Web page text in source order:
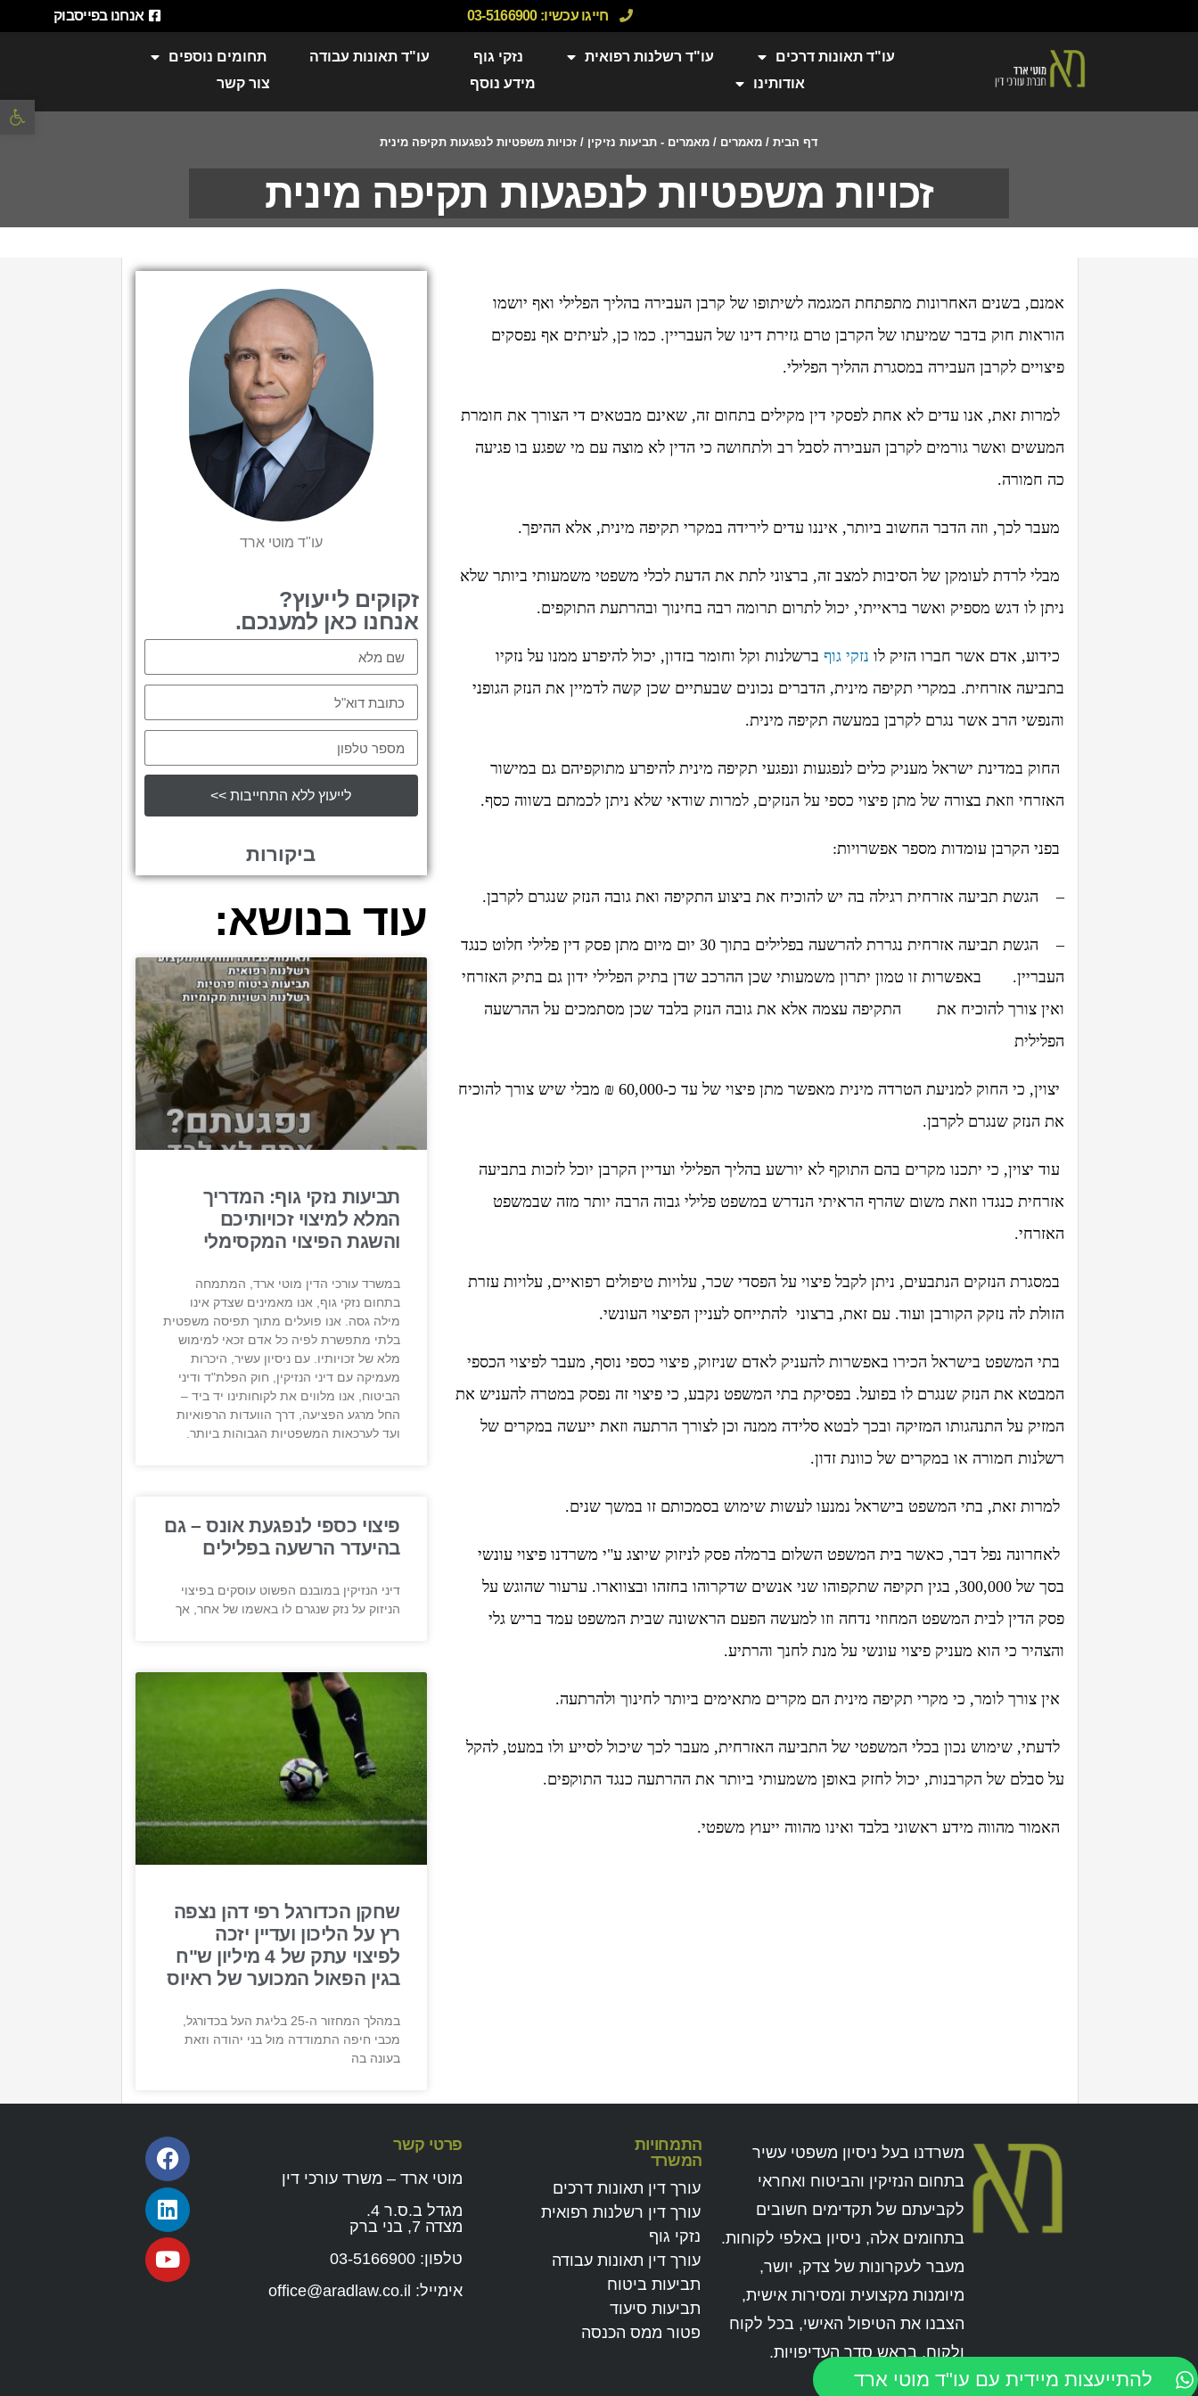
פתח
חייגו עכשיו:03-5166900 אנחנו בפייסבוק
עו"ד תאונות דרכים עו"ד רשלנות רפואית נזקי גוף עו"ד תאונות עבודה
תחומים נוספים
אודותינו
מידע נוסף צור קשר
דף הבית / מאמרים / מאמרים - תביעות נזיקין / זכויות משפטיות לנפגעות תקיפה מינית
זכויות משפטיות לנפגעות תקיפה מינית
אמנם, בשנים האחרונות מתפתחת המגמה לשיתופו של קרבן העבירה בהליך הפלילי ואף יושמו
הוראות חוק בדבר שמיעתו של הקרבן טרם גזירת דינו של העבריין. כמו כן, לעיתים אף נפסקים
פיצויים לקרבן העבירה במסגרת ההליך הפלילי.
למרות זאת, אנו עדים לא אחת לפסקי דין מקילים בתחום זה, שאינם מבטאים די הצורך את חומרת
המעשים ואשר גורמים לקרבן העבירה לסבל רב ולתחושה כי הדין לא מוצה עם מי שפגע בו פגיעה
כה חמורה.
מעבר לכך, וזה הדבר החשוב ביותר, איננו עדים לירידה במקרי תקיפה מינית, אלא ההיפך.
מבלי לרדת לעומקן של הסיבות למצב זה, ברצוני לתת את הדעת לכלי משפטי משמעותי ביותר שלא
ניתן לו דגש מספיק ואשר בראייתי, יכול לתרום תרומה רבה בחינוך ובהרתעת התוקפים.
כידוע, אדם אשר חברו הזיק לו נזקי גוף ברשלנות וקל וחומר בזדון, יכול להיפרע ממנו על נזקיו
בתביעה אזרחית. במקרי תקיפה מינית, הדברים נכונים שבעתיים שכן קשה לדמיין את הנזק הגופני
והנפשי הרב אשר נגרם לקרבן במעשה תקיפה מינית.
החוק במדינת ישראל מעניק כלים לנפגעות ונפגעי תקיפה מינית להיפרע מתוקפיהם גם במישור
האזרחי וזאת בצורה של מתן פיצוי כספי על הנזקים, למרות שודאי שלא ניתן לכמתם בשווה כסף.
בפני הקרבן עומדות מספר אפשרויות:
– הגשת תביעה אזרחית רגילה בה יש להוכיח את ביצוע התקיפה ואת גובה הנזק שנגרם לקרבן.
–
הגשת תביעה אזרחית נגררת להרשעה בפלילים בתוך 30 יום מיום מתן פסק דין פלילי חלוט כנגד
העבריין. באפשרות זו טמון יתרון משמעותי שכן ההרכב שדן בתיק הפלילי ידון גם בתיק האזרחי
ואין צורך להוכיח את התקיפה עצמה אלא את גובה הנזק בלבד שכן מסתמכים על ההרשעה
הפלילית
יצוין, כי החוק למניעת הטרדה מינית מאפשר מתן פיצוי של עד כ-60,000 ₪ מבלי שיש צורך להוכיח
את הנזק שנגרם לקרבן.
עוד יצוין, כי יתכנו מקרים בהם התוקף לא יורשע בהליך הפלילי ועדיין הקרבן יוכל לזכות בתביעה
אזרחית כנגדו וזאת משום שהרף הראיתי הנדרש במשפט פלילי גבוה הרבה יותר מזה שבמשפט
האזרחי.
במסגרת הנזקים הנתבעים, ניתן לקבל פיצוי על הפסדי שכר, עלויות טיפולים רפואיים, עלויות עזרת
הזולת לה נזקק הקורבן ועוד. עם זאת, ברצוני להתייחס לעניין הפיצוי העונשי.
בתי המשפט בישראל הכירו באפשרות להעניק לאדם שניזוק, פיצוי כספי נוסף, מעבר לפיצוי הכספי
המבטא את הנזק שנגרם לו בפועל. בפסיקת בתי המשפט נקבע, כי פיצוי זה נפסק במטרה להעניש את
המזיק על התנהגותו המזיקה ובכך לבטא סלידה ממנה וכן לצורך הרתעה וזאת ייעשה במקרים של
רשלנות חמורה או במקרים של כוונת זדון.
למרות זאת, בתי המשפט בישראל נמנעו לעשות שימוש בסמכותם זו במשך שנים.
לאחרונה נפל דבר, כאשר בית המשפט השלום ברמלה פסק לניזוק שיוצג ע"י משרדנו פיצוי עונשי
בסך של 300,000, בגין תקיפה שתקפוהו שני אנשים שדקרוהו בחזהו ובצווארו. ערעור שהוגש על
פסק הדין לבית המשפט המחוזי נדחה וזו למעשה הפעם הראשונה שבית המשפט עמד בריש גלי
והצהיר כי הוא מעניק פיצוי עונשי על מנת לחנך והרתיע.
אין צורך לומר, כי מקרי תקיפה מינית הם מקרים מתאימים ביותר לחינוך ולהרתעה.
לדעתי, שימוש נכון בכלי המשפטי של התביעה האזרחית, מעבר לכך שיכול לסייע ולו במעט, להקל
על סבלם של הקרבנות, יכול לחזק באופן משמעותי ביותר את ההרתעה כנגד התוקפים.
האמור מהווה מידע ראשוני בלבד ואינו מהווה ייעוץ משפטי.
עו"ד מוטי ארד
זקוקים לייעוץ?
אנחנו כאן למענכם.
לייעוץ ללא התחייבות >>
ביקורות
עוד בנושא:
תביעות נזקי גוף: המדריך
המלא למיצוי זכויותיכם
והשגת הפיצוי המקסימלי
במשרד עורכי הדין מוטי ארד, המתמחה
בתחום נזקי גוף, אנו מאמינים שצדק אינו
מילה גסה. אנו פועלים מתוך תפיסה משפטית
בלתי מתפשרת לפיה כל אדם זכאי למימוש
מלא של זכויותיו. עם ניסיון עשיר, היכרות
מעמיקה עם דיני הנזיקין, חוק הפלת"ד ודיני
הביטוח, אנו מלווים את לקוחותינו יד ביד –
החל מרגע הפציעה, דרך הוועדות הרפואיות
ועד לערכאות המשפטיות הגבוהות ביותר.
פיצוי כספי לנפגעת אונס – גם
בהיעדר הרשעה בפלילים
דיני הנזיקין במובנם הפשוט עוסקים בפיצוי
הניזוק על נזק שנגרם לו באשמו של אחר, אך
שחקן הכדורגל רפי דהן נצפה
רץ על הליכון ועדיין יזכה
לפיצוי עתק של 4 מיליון ש"ח
בגין הפאול המכוער של ראיוס
במהלך המחזור ה-25 בליגת העל בכדורגל,
מכבי חיפה התמודדה מול בני יהודה וזאת
בעונה בה
משרדנו בעל ניסיון משפטי עשיר
בתחום הנזיקין והביטוח ואחראי
לקביעתם של תקדימים חשובים
בתחומים אלה, ניסיון באלפי לקוחות.
מעבר לעקרונות של צדק, יושר,
מיומנות מקצועית ומסירות אישית,
הצבנו את הטיפול האישי, בכל לקוח
ולקוח, בראש סדר העדיפויות.
התמחויות
המשרד
עורך דין תאונות דרכים
עורך דין רשלנות רפואית
נזקי גוף
עורך דין תאונות עבודה
תביעות ביטוח
תביעות סיעוד
פטור ממס הכנסה
פרטי קשר
מוטי ארד – משרד עורכי דין
מגדל ב.ס.ר 4.
מצדה 7, בני ברק
טלפון: 03-5166900
אימייל: office@aradlaw.co.il
להתייעצות מיידית עם עו"ד מוטי ארד